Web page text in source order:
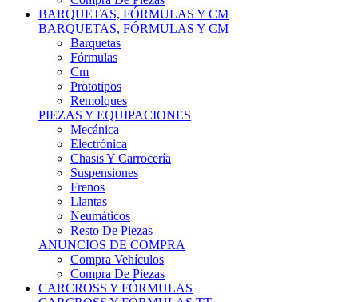
BARQUETAS, FÓRMULAS Y CM
BARQUETAS, FÓRMULAS Y CM
Barquetas
Fórmulas
Cm
Prototipos
Remolques
PIEZAS Y EQUIPACIONES
Mecánica
Electrónica
Chasis Y Carrocería
Suspensiones
Frenos
Llantas
Neumáticos
Resto De Piezas
ANUNCIOS DE COMPRA
Compra Vehículos
Compra De Piezas
CARCROSS Y FÓRMULAS